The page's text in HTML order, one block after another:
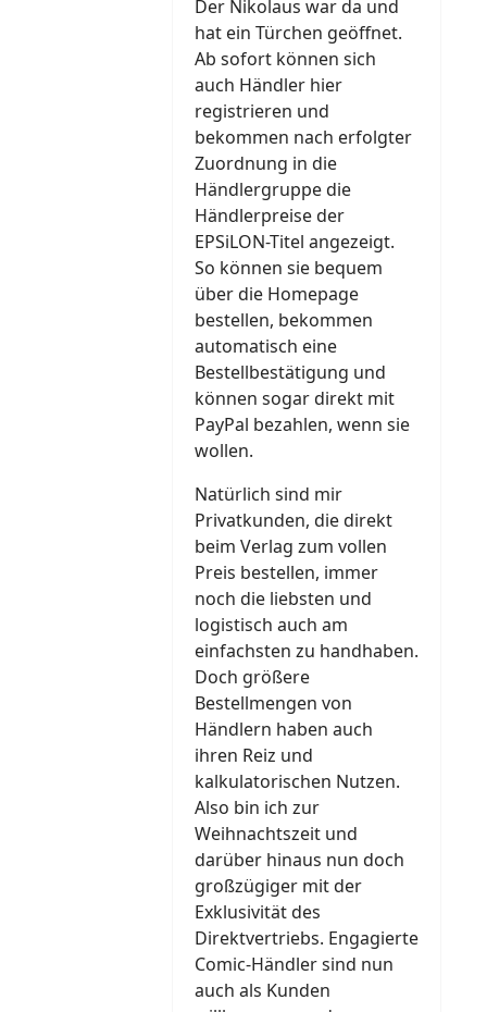
Der Nikolaus war da und
hat ein Türchen geöffnet.
Ab sofort können sich
auch Händler hier
registrieren und
bekommen nach erfolgter
Zuordnung in die
Händlergruppe die
Händlerpreise der
EPSiLON-Titel angezeigt.
So können sie bequem
über die Homepage
bestellen, bekommen
automatisch eine
Bestellbestätigung und
können sogar direkt mit
PayPal bezahlen, wenn sie
wollen.
Natürlich sind mir
Privatkunden, die direkt
beim Verlag zum vollen
Preis bestellen, immer
noch die liebsten und
logistisch auch am
einfachsten zu handhaben.
Doch größere
Bestellmengen von
Händlern haben auch
ihren Reiz und
kalkulatorischen Nutzen.
Also bin ich zur
Weihnachtszeit und
darüber hinaus nun doch
großzügiger mit der
Exklusivität des
Direktvertriebs. Engagierte
Comic-Händler sind nun
auch als Kunden